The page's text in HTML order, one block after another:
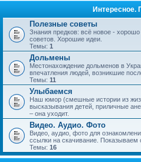
Интересное.
Полезные советы
Знания предков: всё новое -
советов. Хорошие идеи.
Темы: 1
Дольмены
Местонахождение дольменов в
впечатления людей, возникшие
Темы: 11
Улыбаемся
Наш юмор (смешные истории из
высказывания детей, приличные
– она уходит.
Видео. Аудио. Фото
Видео, аудио, фото для
ссылки на скачивание. Показываем
Темы: 16